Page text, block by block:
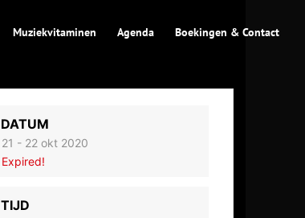
Muziekvitaminen Agenda Boekingen & Contact
DATUM
21 - 22 okt 2020
Expired!
TIJD